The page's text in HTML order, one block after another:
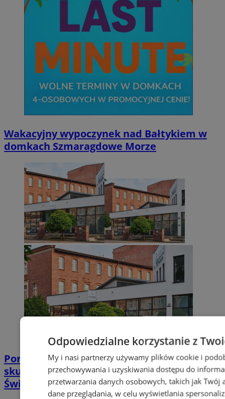
Wakacyjny wypoczynek nad Bałtykiem w
domkach Szmaragdowe Morze
Poradnia leczenia ran przewlekłych -
skuteczna terapia trudno gojących się ran |
Świętochłowice
Odpowiedzialne korzystanie z
My i nasi partnerzy używamy plików cookie i
przechowywania i uzyskiwania dostępu do
przetwarzania danych osobowych, takich jak
dane przeglądania, w celu wyświetlania